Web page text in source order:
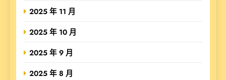
2025 年 11 月
2025 年 10 月
2025 年 9 月
2025 年 8 月